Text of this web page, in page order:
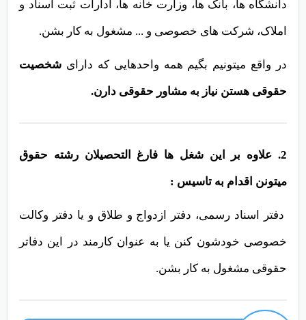
سازمان های دولتی مثل :شهرداری ها، بخشداری ها،
دانشگاه ها، بانک ها، وزارت خانه ها، ادارات ثبت اسناد و
املاک، شرکت های خصوصی و ... مشغول به کار بشن.
در واقع میتونیم بگیم همه واحدهایی که دارای
2. علاوه بر این شغل ها فارغ التحصیلان رشته حقوق
میتونن اقدام به تاسیس :
دفتر اسناد رسمی، دفتر ازدواج و طلاق و یا دفتر وکالت
خصوصی خودشون کنن یا به عنوان کارمند در این دفاتر